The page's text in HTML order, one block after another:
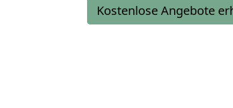
Kostenlose Angebote